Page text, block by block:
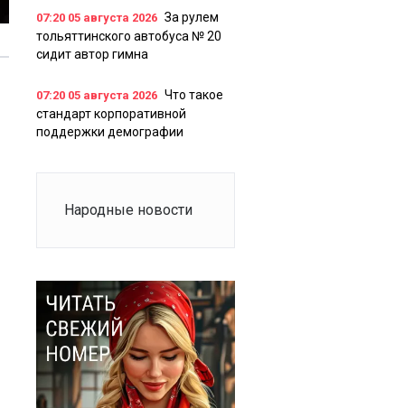
07:20 05 августа 2026 За рулем
тольяттинского автобуса № 20
сидит автор гимна
07:20 05 августа 2026 Что такое
стандарт корпоративной
поддержки демографии
Народные новости